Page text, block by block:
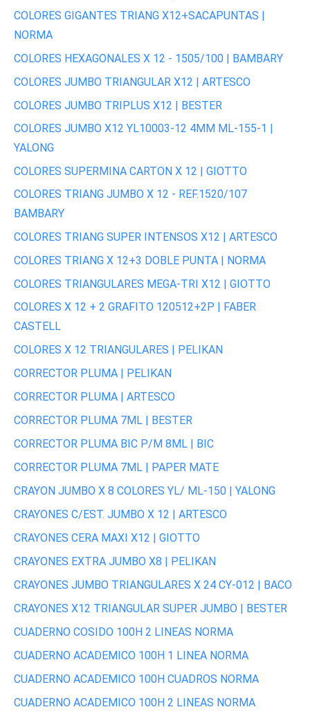
COLORES GIGANTES TRIANG X12+SACAPUNTAS |
NORMA
COLORES HEXAGONALES X 12 - 1505/100 | BAMBARY
COLORES JUMBO TRIANGULAR X12 | ARTESCO
COLORES JUMBO TRIPLUS X12 | BESTER
COLORES JUMBO X12 YL10003-12 4MM ML-155-1 |
YALONG
COLORES SUPERMINA CARTON X 12 | GIOTTO
COLORES TRIANG JUMBO X 12 - REF.1520/107
BAMBARY
COLORES TRIANG SUPER INTENSOS X12 | ARTESCO
COLORES TRIANG X 12+3 DOBLE PUNTA | NORMA
COLORES TRIANGULARES MEGA-TRI X12 | GIOTTO
COLORES X 12 + 2 GRAFITO 120512+2P | FABER
CASTELL
COLORES X 12 TRIANGULARES | PELIKAN
CORRECTOR PLUMA | PELIKAN
CORRECTOR PLUMA | ARTESCO
CORRECTOR PLUMA 7ML | BESTER
CORRECTOR PLUMA BIC P/M 8ML | BIC
CORRECTOR PLUMA 7ML | PAPER MATE
CRAYON JUMBO X 8 COLORES YL/ ML-150 | YALONG
CRAYONES C/EST. JUMBO X 12 | ARTESCO
CRAYONES CERA MAXI X12 | GIOTTO
CRAYONES EXTRA JUMBO X8 | PELIKAN
CRAYONES JUMBO TRIANGULARES X 24 CY-012 | BACO
CRAYONES X12 TRIANGULAR SUPER JUMBO | BESTER
CUADERNO COSIDO 100H 2 LINEAS NORMA
CUADERNO ACADEMICO 100H 1 LINEA NORMA
CUADERNO ACADEMICO 100H CUADROS NORMA
CUADERNO ACADEMICO 100H 2 LINEAS NORMA